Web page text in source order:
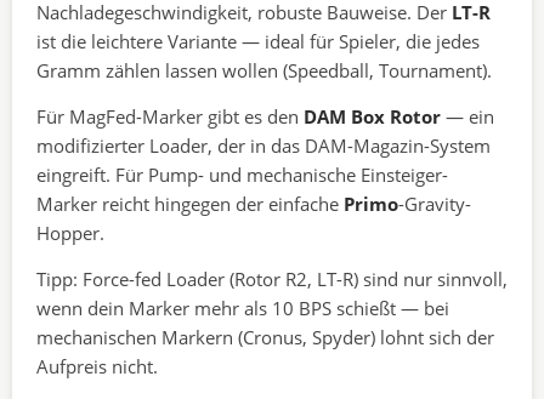
Nachladegeschwindigkeit, robuste Bauweise. Der LT-R
ist die leichtere Variante — ideal für Spieler, die jedes
Gramm zählen lassen wollen (Speedball, Tournament).
Für MagFed-Marker gibt es den DAM Box Rotor — ein
modifizierter Loader, der in das DAM-Magazin-System
eingreift. Für Pump- und mechanische Einsteiger-
Marker reicht hingegen der einfache Primo-Gravity-
Hopper.
Tipp: Force-fed Loader (Rotor R2, LT-R) sind nur sinnvoll,
wenn dein Marker mehr als 10 BPS schießt — bei
mechanischen Markern (Cronus, Spyder) lohnt sich der
Aufpreis nicht.